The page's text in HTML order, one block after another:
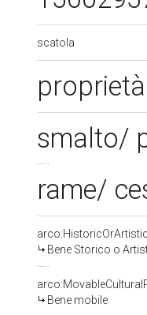
scatola
smalto/
rame/
Bene Storico o
Bene mobile